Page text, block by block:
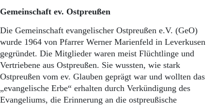
Gemeinschaft ev. Ostpreußen
Die Gemeinschaft evangelischer Ostpreußen e.V. (GeO)
wurde 1964 von Pfarrer Werner Marienfeld in Leverkusen
gegründet. Die Mitglieder waren meist Flüchtlinge und
Vertriebene aus Ostpreußen. Sie wussten, wie stark
Ostpreußen vom ev. Glauben geprägt war und wollten das
„evangelische Erbe“ erhalten durch Verkündigung des
Evangeliums, die Erinnerung an die ostpreußische